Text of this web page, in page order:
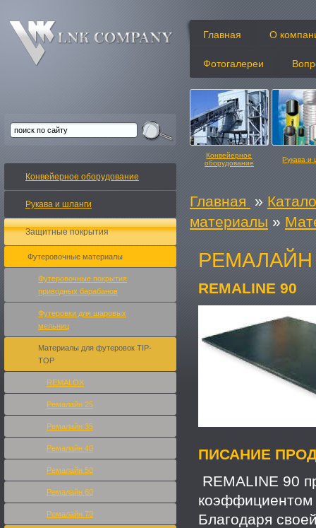
Главная О
Фотогалереи
Конвейерное
оборудование
Рукава и
Главная »
материалы »
РЕМАЛАЙН
REMALINE 90
ПИСАНИЕ
REMALINE 90
коэффициентом
Благодаря
Конвейерное оборудование
Рукава и шланги
Защитные покрытия
Футеровочные материалы
Футеровочные покрытия
приводных барабанов
Футеровки для шаровых
мельниц
Материалы для футеровок TIP-
TOP
REMALOX
Ремалайн 25
Ремалайн 35
Ремалайн 40
Ремалайн 50
Ремалайн 60
Ремалайн 70